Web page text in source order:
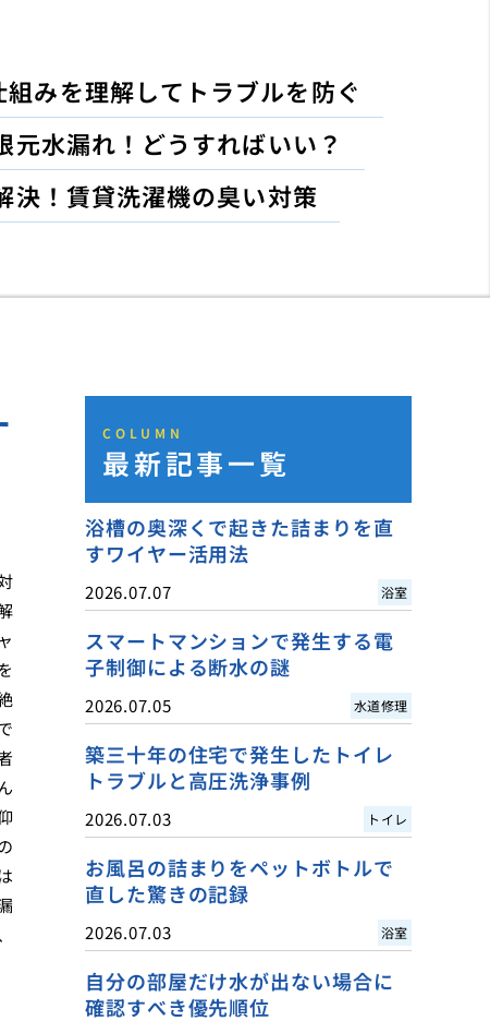
組みを理解してトラブルを防ぐ
水漏れ！どうすればいい？
決！賃貸洗濯機の臭い対策
COLUMN
最新記事一覧
浴槽の奥深くで起きた詰まりを直
すワイヤー活用法
2026.07.07 浴室
スマートマンションで発生する電
子制御による断水の謎
2026.07.05 水道修理
築三十年の住宅で発生したトイレ
トラブルと高圧洗浄事例
2026.07.03 トイレ
お風呂の詰まりをペットボトルで
直した驚きの記録
2026.07.03 浴室
自分の部屋だけ水が出ない場合に
確認すべき優先順位